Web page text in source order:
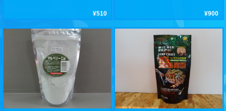
¥510 ¥900